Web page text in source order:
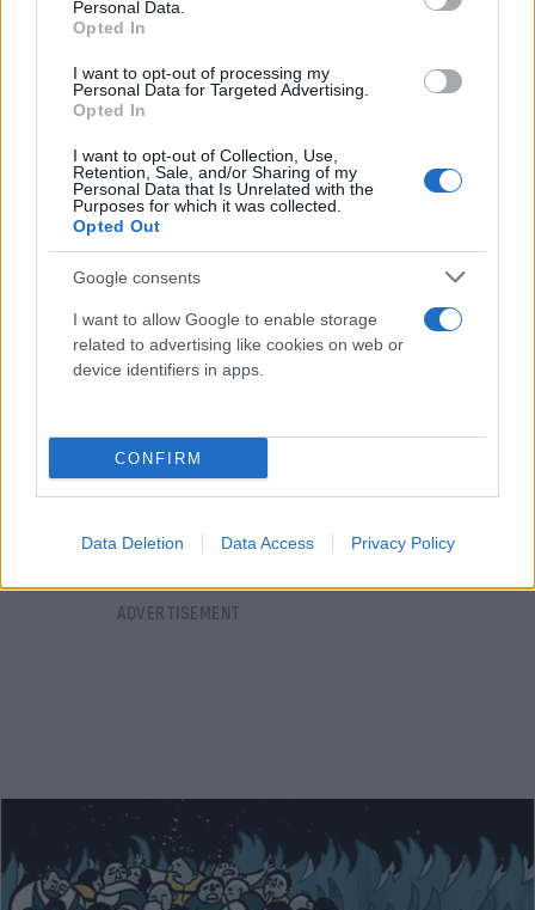
Personal Data.
Opted In
I want to opt-out of processing my
Personal Data for Targeted Advertising.
Opted In
I want to opt-out of Collection, Use,
Retention, Sale, and/or Sharing of my
Personal Data that Is Unrelated with the
Purposes for which it was collected.
Opted Out
Google consents
I want to allow Google to enable storage
related to advertising like cookies on web or
device identifiers in apps.
CONFIRM
Data Deletion Data Access Privacy Policy
Εντυπωσιακές εικόνες: Οι κρυφές γαλάζιες
λίμνες της Βόρειας Εύβοιας στα παλιά
ορυχεία